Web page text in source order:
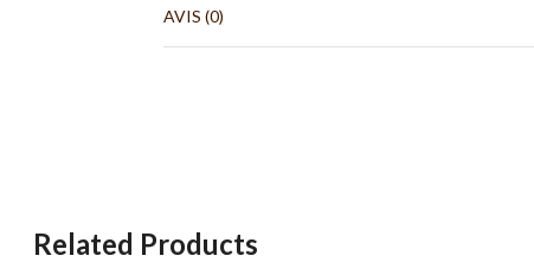
AVIS (0)
Related Products